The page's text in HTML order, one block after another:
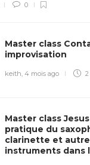
0
Master class
improvisation
keith, 4 mois ago
Master class
pratique du
clarinette et
instruments dans